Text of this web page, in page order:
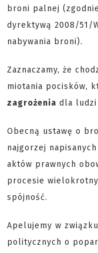
broni palnej
dyrektywą 2008/51/
nabywania broni).
Zaznaczamy, że
miotania pocisków,
zagrożenia dla ludzi
Obecną ustawę o
najgorzej
aktów prawnych
procesie
spójność.
Apelujemy w
politycznych o